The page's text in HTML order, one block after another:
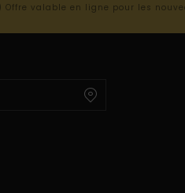
Offre valable en ligne pour les